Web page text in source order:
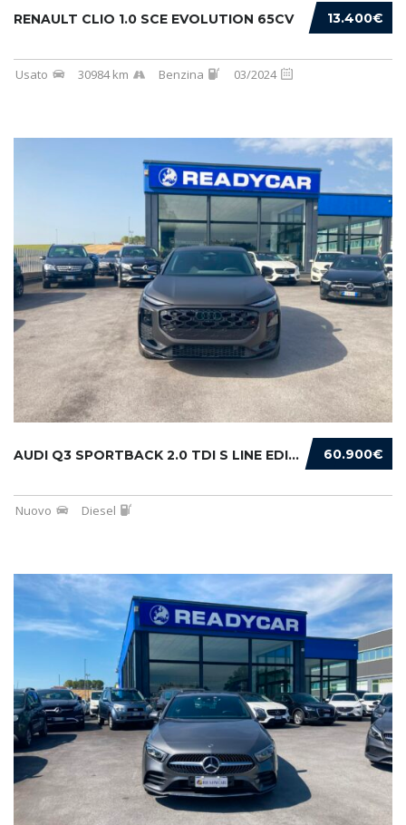
13.400€
RENAULT CLIO 1.0 SCE EVOLUTION 65CV
Usato 30984 km Benzina 03/2024
60.900€
AUDI Q3 SPORTBACK 2.0 TDI S LINE EDITION 150...
Nuovo Diesel